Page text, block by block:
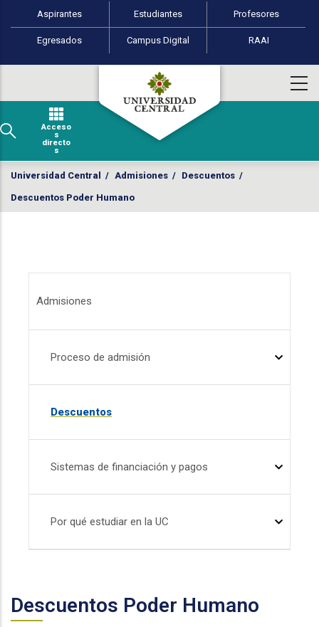
Pasar al contenido principal
Perfiles de usuario
Aspirantes Estudiantes Profesores
Egresados Campus Digital RAAI
Acceso
s
directo
s
Universidad Central / Admisiones / Descuentos /
Descuentos Poder Humano
Admisiones
Proceso de admisión
Descuentos
Sistemas de financiación y pagos
Por qué estudiar en la UC
Descuentos Poder Humano